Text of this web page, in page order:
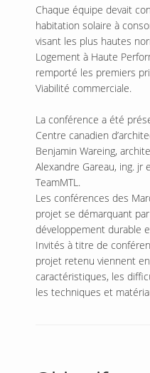
Chaque équipe devait
habitation solaire à
visant les plus hautes
Logement à Haute
remporté les premiers
Viabilité commerciale.
La conférence a été
Centre canadien
Benjamin Wareing,
Alexandre Gareau, ing.
TeamMTL.
Les conférences des
projet se démarquant
développement durable
Invités à titre de
projet retenu viennent
caractéristiques, les
les techniques et